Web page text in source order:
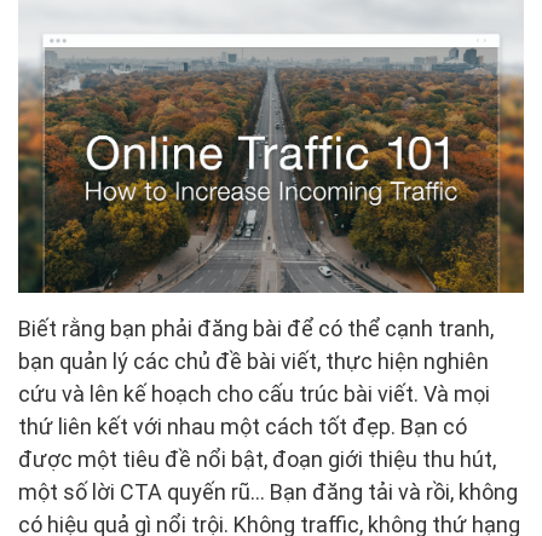
Biết rằng bạn phải đăng bài để có thể cạnh tranh,
bạn quản lý các chủ đề bài viết, thực hiện nghiên
cứu và lên kế hoạch cho cấu trúc bài viết. Và mọi
thứ liên kết với nhau một cách tốt đẹp. Bạn có
được một tiêu đề nổi bật, đoạn giới thiệu thu hút,
một số lời CTA quyến rũ… Bạn đăng tải và rồi, không
có hiệu quả gì nổi trội. Không traffic, không thứ hạng